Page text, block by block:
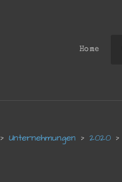
Home
Unternehmungen 2020